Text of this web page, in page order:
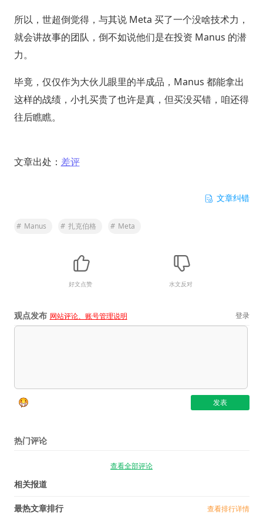
所以，世超倒觉得，与其说 Meta 买了一个没啥技术力，
就会讲故事的团队，倒不如说他们是在投资 Manus 的潜
力。
毕竟，仅仅作为大伙儿眼里的半成品，Manus 都能拿出
这样的战绩，小扎买贵了也许是真，但买没买错，咱还得
往后瞧瞧。
文章出处： 差评
文章纠错
# Manus # 扎克伯格 # Meta
好文点赞 水文反对
观点发布 网站评论、账号管理说明 登录
热门评论
查看全部评论
相关报道
最热文章排行 查看排行详情